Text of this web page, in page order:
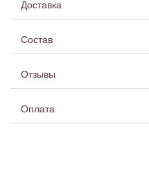
Доставка
Состав
Отзывы
Оплата